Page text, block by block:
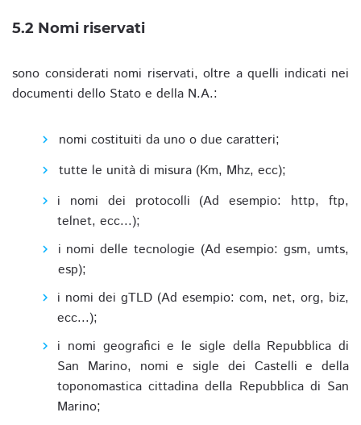
5.2 Nomi riservati
sono considerati nomi riservati, oltre a quelli indicati nei
documenti dello Stato e della N.A.:
nomi costituiti da uno o due caratteri;
tutte le unità di misura (Km, Mhz, ecc);
i nomi dei protocolli (Ad esempio: http, ftp,
telnet, ecc...);
i nomi delle tecnologie (Ad esempio: gsm, umts,
esp);
i nomi dei gTLD (Ad esempio: com, net, org, biz,
ecc...);
i nomi geografici e le sigle della Repubblica di
San Marino, nomi e sigle dei Castelli e della
toponomastica cittadina della Repubblica di San
Marino;